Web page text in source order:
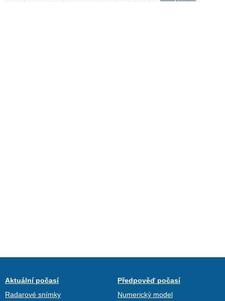
Aktuální počasí
Radarové snímky
Předpověď počasí
Numerický model